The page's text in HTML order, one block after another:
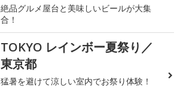
絶品グルメ屋台と美味しいビールが大集
合！
TOKYO レインボー夏祭り／
東京都
猛暑を避けて涼しい室内でお祭り体験！